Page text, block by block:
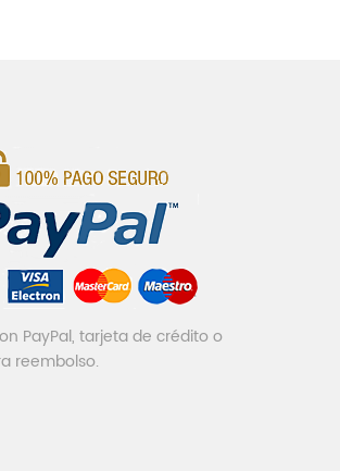
PayPal, tarjeta de crédito o
reembolso.